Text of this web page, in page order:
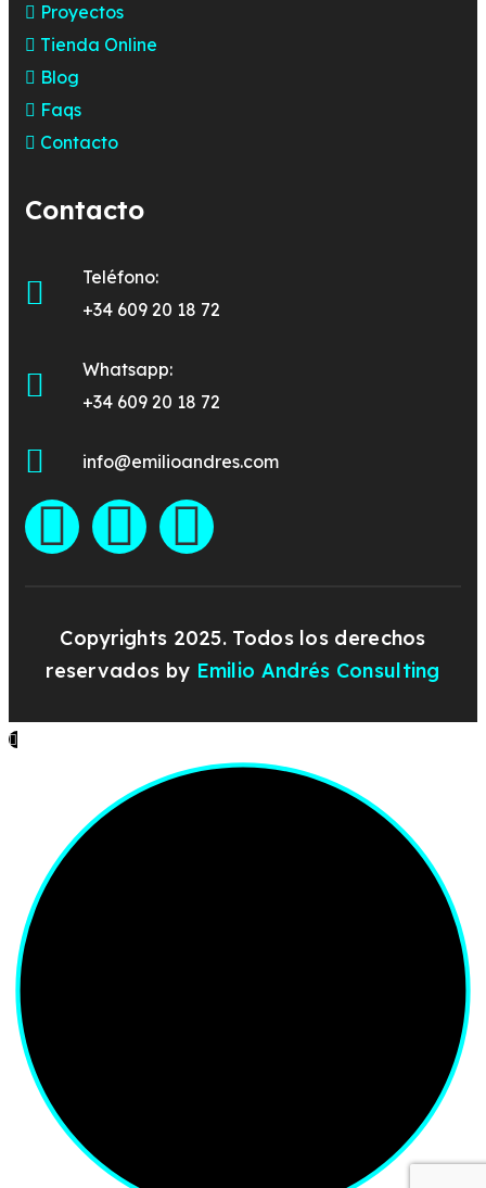
Proyectos
Tienda Online
Blog
Faqs
Contacto
Contacto
Teléfono:
+34 609 20 18 72
Whatsapp:
+34 609 20 18 72
info@emilioandres.com
Copyrights 2025. Todos los derechos
reservados by Emilio Andrés Consulting